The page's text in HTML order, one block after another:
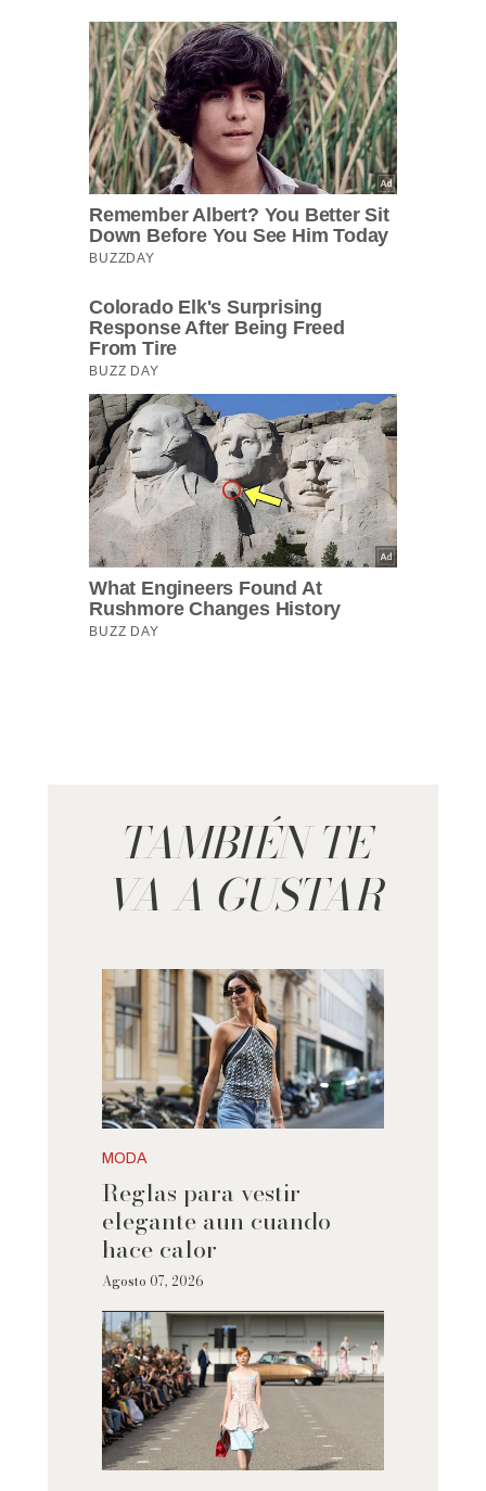
TAMBIÉN TE
VA A GUSTAR
MODA
Reglas para vestir
elegante aun cuando
hace calor
Agosto 07, 2026